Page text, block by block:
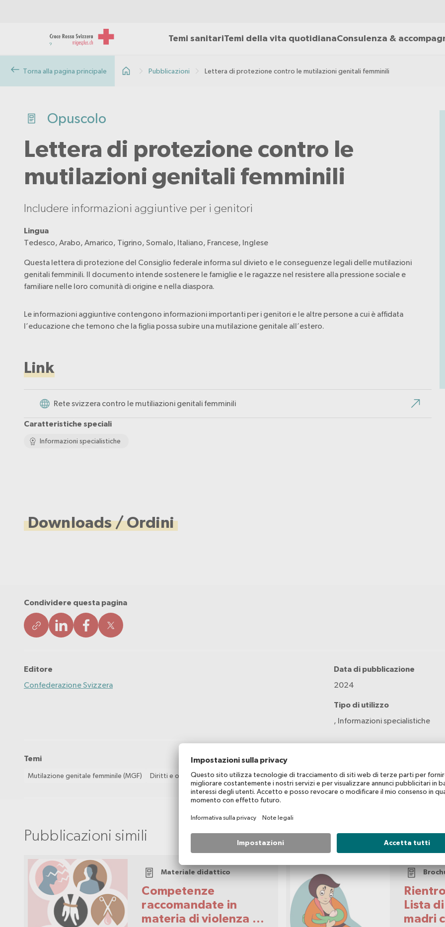
Temi sanitariTemi della vita quotidianaConsulenza &
Torna alla pagina principale Pubblicazioni Lettera di protezione contro le mutilazioni genitali femminili
Opuscolo
Lettera di protezione contro le
mutilazioni genitali femminili
Includere informazioni aggiuntive per i genitori
Lingua
Tedesco, Arabo, Amarico, Tigrino, Somalo, Italiano, Francese, Inglese
Questa lettera di protezione del Consiglio federale informa sul divieto e le conseguenze legali delle mutilazioni
genitali femminili. Il documento intende sostenere le famiglie e le ragazze nel resistere alla pressione sociale e
familiare nelle loro comunità di origine e nella diaspora.
Le informazioni aggiuntive contengono informazioni importanti per i genitori e le altre persone a cui è affidata
l’educazione che temono che la figlia possa subire una mutilazione genitale all’estero.
Link
Rete svizzera contro le mutiliazioni genitali femminili
Caratteristiche speciali
Informazioni specialistiche
Downloads / Ordini
Condividere questa pagina
Editore
Confederazione Svizzera
Data di pubblicazione
2024
Tipo di utilizzo
, Informazioni specialistiche
Temi
Mutilazione genitale femminile (MGF) Diritti e obblighi
Pubblicazioni simili
Competenze
raccomandate in
materia di violenza di
Materiale didattico
Lista
madri